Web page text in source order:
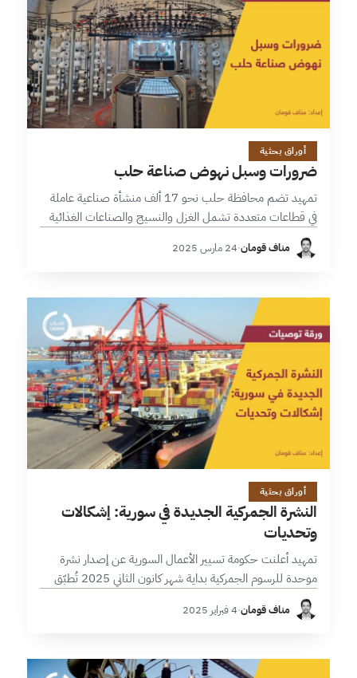
10 دقائق
أوراق بحثية
ضرورات وسبل نهوض صناعة حلب
تمهيد تضم محافظة حلب نحو 17 ألف منشأة صناعية عاملة
في قطاعات متعددة تشمل الغزل والنسيج والصناعات الغذائية
والمعدنية والكيميائية وغيرها، موزعة على مناطق ومدن صناعية
عدّة. وقد أسفرت الأزمات…
مناف قومان·24 مارس 2025
12 دقائق
أوراق بحثية
النشرة الجمركية الجديدة في سورية: إشكالات
وتحديات
تمهيد أعلنت حكومة تسيير الأعمال السورية عن إصدار نشرة
موحدة للرسوم الجمركية بداية شهر كانون الثاني 2025 تُطبّق
على كافة المعابر البرية والبحرية في البلاد. وتهدف النشرة إلى
تحقيق توازن…
مناف قومان·4 فبراير 2025